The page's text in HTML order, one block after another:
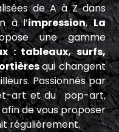
de A à Z dans
à l’impression,La
une gamme
: tableaux, surfs,
qui changent
Passionnés par
art et du pop-art,
de vous proposer
régulièrement.